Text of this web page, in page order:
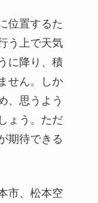
位置するた
う上で天気
に降り、積
せん。しか
、思うよう
ょう。ただ
期待できる
市、松本空